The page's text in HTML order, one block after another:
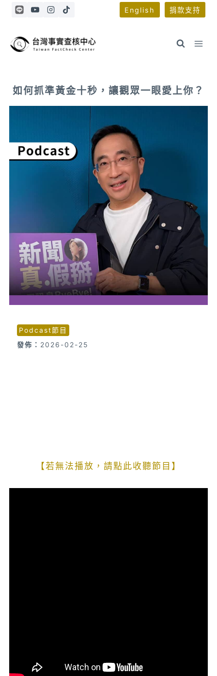
Skip
English 捐款支持
如何抓準黃金十秒，讓觀眾一眼愛上你？
Podcast節目
發佈： 2026-02-25
【若無法播放，請點此收聽節目】